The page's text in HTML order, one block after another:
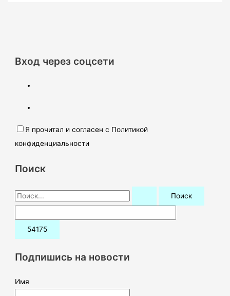
Вход через соцсети
Я прочитал и согласен с Политикой
конфиденциальности
Поиск
П
о
и
:Подпишись на новости
Имя